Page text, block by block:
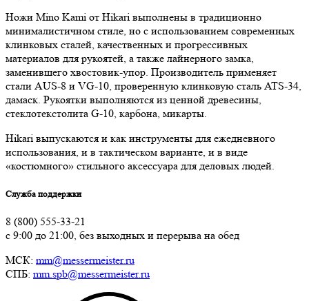
Ножи Mino Kami от Hikari выполнены в традиционно
минималистичном стиле, но с использованием современных
клинковых сталей, качественных и прогрессивных
материалов для рукоятей, а также лайнерного замка,
заменившего хвостовик-упор. Производитель применяет
стали AUS-8 и VG-10, проверенную клинковую сталь ATS-34,
дамаск. Рукоятки выполняются из ценной древесины,
стеклотекстолита G-10, карбона, микарты.
Hikari выпускаются и как инструменты для ежедневного
использования, и в тактическом варианте, и в виде
«костюмного» стильного аксессуара для деловых людей.
Служба поддержки
8 (800) 555-33-21
с 9:00 до 21:00, без выходных и перерыва на обед
МСК: mm@messermeister.ru
СПБ: mm.spb@messermeister.ru